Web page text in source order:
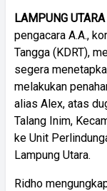
LAMPUNG
pengacara A.A.,
Tangga (KDRT),
segera
melakukan
alias Alex, atas
Talang Inim,
ke Unit
Lampung Utara.
Ridho